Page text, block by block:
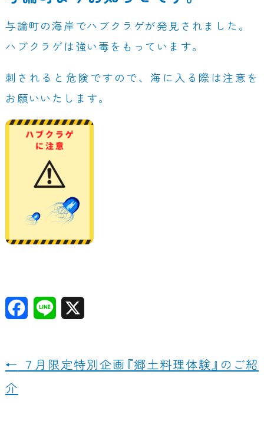
与論町の海岸でハブクラゲが発見されました。
ハブクラゲは強い毒をもっています。
刺されると危険ですので、海に入る際は注意を
お願いいたします。
F
c
e
Li
e
X
←
７月限定特別企画『郷土料理体験』のご紹
介